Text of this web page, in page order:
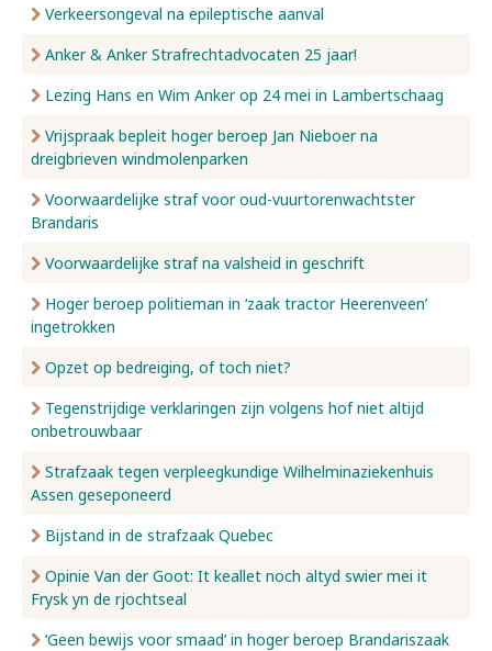
Verkeersongeval na epileptische aanval
Anker & Anker Strafrechtadvocaten 25 jaar!
Lezing Hans en Wim Anker op 24 mei in Lambertschaag
Vrijspraak bepleit hoger beroep Jan Nieboer na
dreigbrieven windmolenparken
Voorwaardelijke straf voor oud-vuurtorenwachtster
Brandaris
Voorwaardelijke straf na valsheid in geschrift
Hoger beroep politieman in ‘zaak tractor Heerenveen’
ingetrokken
Opzet op bedreiging, of toch niet?
Tegenstrijdige verklaringen zijn volgens hof niet altijd
onbetrouwbaar
Strafzaak tegen verpleegkundige Wilhelminaziekenhuis
Assen geseponeerd
Bijstand in de strafzaak Quebec
Opinie Van der Goot: It keallet noch altyd swier mei it
Frysk yn de rjochtseal
‘Geen bewijs voor smaad’ in hoger beroep Brandariszaak